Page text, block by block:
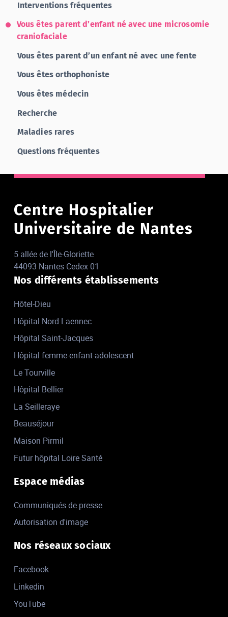
Interventions fréquentes
Vous êtes parent d’enfant né avec une microsomie
craniofaciale
Vous êtes parent d’un enfant né avec une fente
Vous êtes orthophoniste
Vous êtes médecin
Recherche
Maladies rares
Questions fréquentes
Centre Hospitalier
Universitaire de Nantes
5 allée de l'Île-Gloriette
44093 Nantes Cedex 01
Nos différents établissements
Hôtel-Dieu
Hôpital Nord Laennec
Hôpital Saint-Jacques
Hôpital femme-enfant-adolescent
Le Tourville
Hôpital Bellier
La Seilleraye
Beauséjour
Maison Pirmil
Futur hôpital Loire Santé
Espace médias
Communiqués de presse
Autorisation d'image
Nos réseaux sociaux
Facebook
Linkedin
YouTube